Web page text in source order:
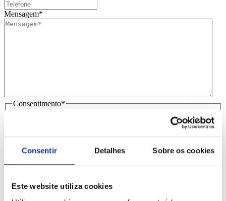
Consentir Detalhes Sobre os cookies
Este website utiliza cookies
Mensagem*
Consentimento*
que os meus dados sejam guardados em base de
dados para tratamento deste contacto, única e exclusivamente
por parte da Brindibérica.